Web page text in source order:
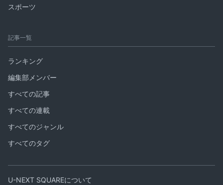
スポーツ
記事一覧
ランキング
編集部メンバー
すべての記事
すべての連載
すべてのジャンル
すべてのタグ
U-NEXT SQUAREについて